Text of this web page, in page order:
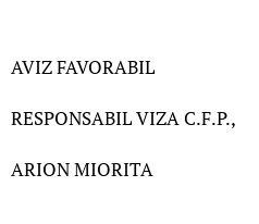
AVIZ FAVORABIL
RESPONSABIL VIZA C.F.P.,
ARION MIORITA